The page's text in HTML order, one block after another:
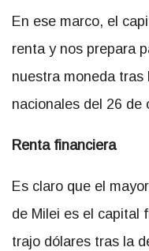
En ese marco, el
renta y nos prepara
nuestra moneda tras
nacionales del 26 de
Renta financiera
Es claro que el
de Milei es el capital
trajo dólares tras la